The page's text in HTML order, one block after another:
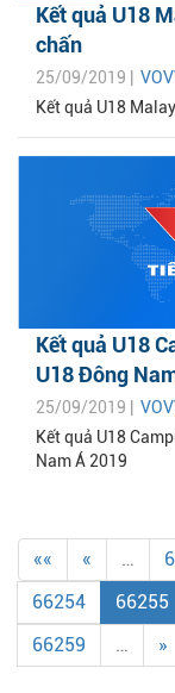
Kết quả U18
chấn
25/09/2019 |
Kết quả U18
Kết quả U18
U18 Đông
25/09/2019 |
Kết quả U18
Nam Á 2019
«« « …
66254
66255
66259
… »